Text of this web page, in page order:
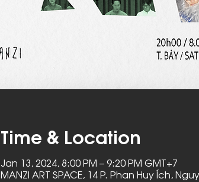
Time & Location
Jan 13, 2024, 8:00 PM – 9:20 PM GMT+7
MANZI ART SPACE, 14 P. Phan Huy Ích,